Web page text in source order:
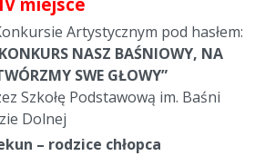
Artystycznym pod hasłem:
NASZ BAŚNIOWY, NA
SWE GŁOWY”
Szkołę Podstawową im. Baśni
Dolnej
– rodzice chłopca